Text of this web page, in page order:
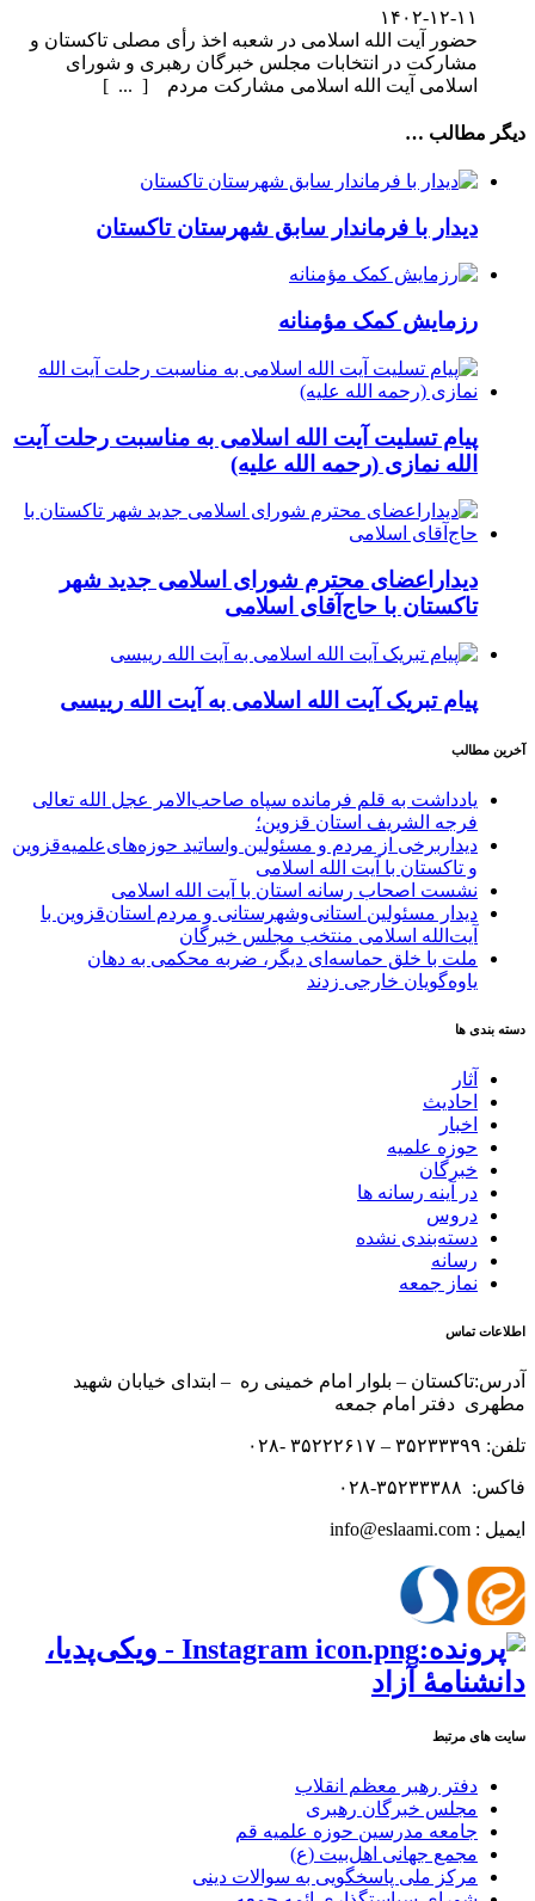
۱۴۰۲-۱۲-۱۱
حضور آیت الله اسلامی در شعبه اخذ رأی مصلی تاکستان و
مشارکت در انتخابات مجلس خبرگان رهبری و شورای
اسلامی آیت الله اسلامی مشارکت مردم [ ... ]
دیگر مطالب …
دیدار با فرماندار سابق شهرستان تاکستان
رزمایش کمک مؤمنانه
پیام تسلیت آیت الله اسلامی به مناسبت رحلت آیت
الله نمازی (رحمه الله علیه)
دیداراعضای محترم شورای اسلامی جدید شهر
تاکستان با حاج‌آقای اسلامی
پیام تبریک آیت الله اسلامی به آیت الله رییسی
آخرین مطالب
یادداشت به قلم فرمانده سپاه صاحب‌الامر عجل الله تعالی
فرجه الشریف استان قزوین؛
دیداربرخی از مردم و مسئولین واساتید حوزه‌های‌علمیه‌قزوین
و تاکستان با آیت الله اسلامی
نشست اصحاب رسانه استان با آیت الله اسلامی
دیدار مسئولین استانی‌وشهرستانی و مردم‌ استان‌قزوین با
آیت‌الله‌ اسلامی منتخب مجلس‌ خبرگان
ملت با خلق حماسه‌ای دیگر، ضربه محکمی به دهان
یاوه‌گویان خارجی زدند
دسته بندی ها
آثار
احادیث
اخبار
حوزه علمیه
خبرگان
در آینه رسانه ها
دروس
دسته‌بندی نشده
رسانه
نماز جمعه
اطلاعات تماس
آدرس:تاکستان – بلوار امام خمینی ره – ابتدای خیابان شهید
مطهری دفتر امام جمعه
تلفن: ۳۵۲۳۳۳۹۹ – ۳۵۲۲۲۶۱۷ -۰۲۸
فاکس: ۳۵۲۳۳۳۸۸-۰۲۸
ایمیل : info@eslaami.com
سایت های مرتبط
دفتر رهبر معظم انقلاب
مجلس خبرگان رهبری
جامعه مدرسین حوزه علمیه قم
مجمع جهانی اهل‌بیت (ع)
مرکز ملی پاسخگویی به سوالات دینی